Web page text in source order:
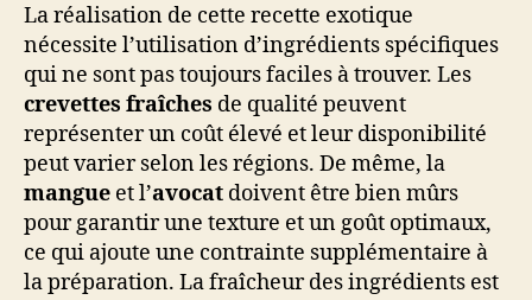
La réalisation de cette recette exotique
nécessite l’utilisation d’ingrédients spécifiques
qui ne sont pas toujours faciles à trouver. Les
crevettes fraîches de qualité peuvent
représenter un coût élevé et leur disponibilité
peut varier selon les régions. De même, la
mangue et l’avocat doivent être bien mûrs
pour garantir une texture et un goût optimaux,
ce qui ajoute une contrainte supplémentaire à
la préparation. La fraîcheur des ingrédients est